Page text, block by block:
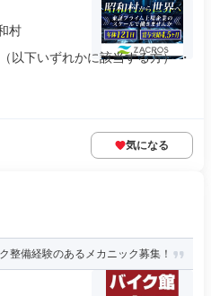
村
以下いずれかに該当する方） ・
気になる
備経験のあるメカニック募集！